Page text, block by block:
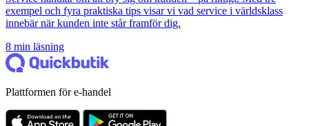
exempel och fyra praktiska tips visar vi vad service i världsklass
innebär när kunden inte står framför dig.
8 min läsning
Plattformen för e-handel